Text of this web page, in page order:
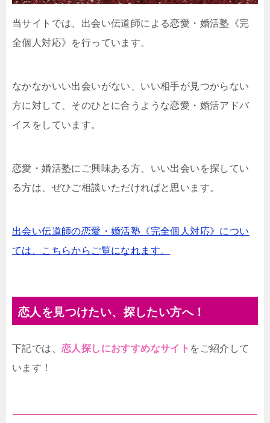
当サイトでは、出会い伝道師による恋愛・婚活塾《完
全個人対応》を行っています。
なかなかいい出会いがない、いい相手が見つからない
方に対して、そのひとに合うような恋愛・婚活アドバ
イスをしています。
恋愛・婚活塾にご興味ある方、いい出会いを探してい
る方は、ぜひご相談いただければと思います。
出会い伝道師の恋愛・婚活塾《完全個人対応》につい
ては、こちらからご覧になれます。
恋人を見つけたい、探したい方へ！
下記では、 恋人探しにおすすめなサイト をご紹介して
います！